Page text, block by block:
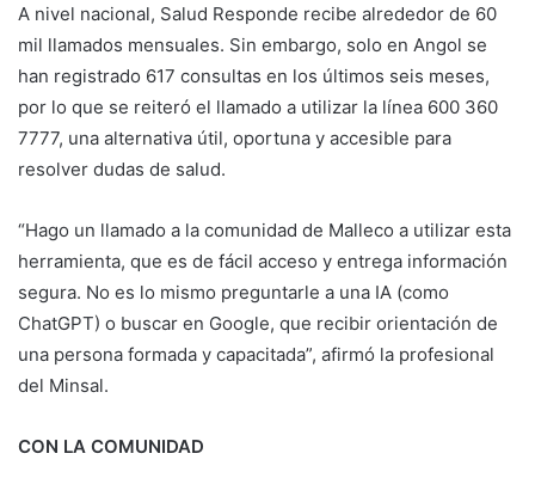
A nivel nacional, Salud Responde recibe alrededor de 60
mil llamados mensuales. Sin embargo, solo en Angol se
han registrado 617 consultas en los últimos seis meses,
por lo que se reiteró el llamado a utilizar la línea 600 360
7777, una alternativa útil, oportuna y accesible para
resolver dudas de salud.
“Hago un llamado a la comunidad de Malleco a utilizar esta
herramienta, que es de fácil acceso y entrega información
segura. No es lo mismo preguntarle a una IA (como
ChatGPT) o buscar en Google, que recibir orientación de
una persona formada y capacitada”, afirmó la profesional
del Minsal.
CON LA COMUNIDAD